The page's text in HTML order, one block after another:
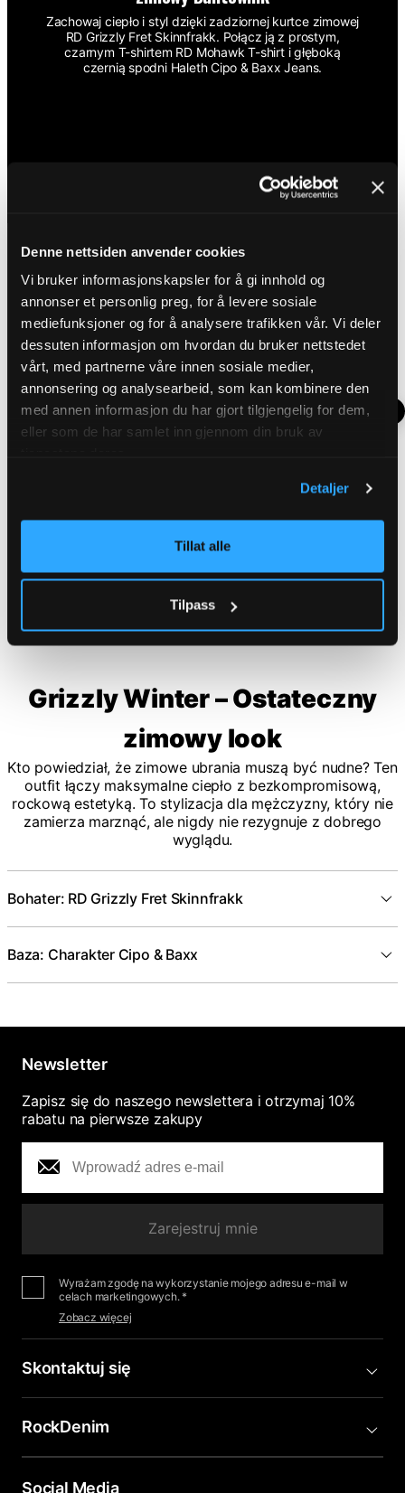
Denne nettsiden anvender cookies
Vi bruker informasjonskapsler for å gi innhold og
annonser et personlig preg, for å levere sosiale
mediefunksjoner og for å analysere trafikken vår. Vi deler
dessuten informasjon om hvordan du bruker nettstedet
vårt, med partnerne våre innen sosiale medier,
annonsering og analysearbeid, som kan kombinere den
med annen informasjon du har gjort tilgjengelig for dem,
eller som de har samlet inn gjennom din bruk av
Detaljer
Tillat alle
Tilpass
Zachowaj ciepło i styl dzięki zadziornej kurtce zimowej
RD Grizzly Fret Skinnfrakk. Połącz ją z prostym,
czarnym T-shirtem RD Mohawk T-shirt i głęboką
czernią spodni Haleth Cipo & Baxx Jeans.
SHOP THE LOOK
SALE
OCIEPLANY PŁASZCZ SKÓRZANY RD GRIZZLY - CZARNA
1099,99 zł
Ocena: (26)4.6 na 5 gwiazdek
T-SHIRT RD MOHAWK - CZARNY
Cena
119,99 zł
Ocena: (13)4.7 na 5 gwiazdek
Grizzly Winter – Ostateczny
zimowy look
Kto powiedział, że zimowe ubrania muszą być nudne? Ten
outfit łączy maksymalne ciepło z bezkompromisową,
rockową estetyką. To stylizacja dla mężczyzny, który nie
zamierza marznąć, ale nigdy nie rezygnuje z dobrego
wyglądu.
Bohater: RD Grizzly Fret Skinnfrakk
Baza: Charakter Cipo & Baxx
Newsletter
Zapisz się do naszego newslettera i otrzymaj 10%
rabatu na pierwsze zakupy
Zarejestruj mnie
Wyrażam zgodę na wykorzystanie mojego adresu e-mail w
celach marketingowych. *
Zobacz więcej
Skontaktuj się
RockDenim
Social Media